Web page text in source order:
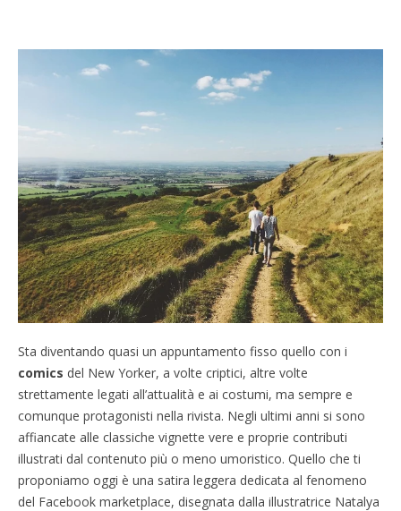
Sta diventando quasi un appuntamento fisso quello con i
comics del New Yorker, a volte criptici, altre volte
strettamente legati all’attualità e ai costumi, ma sempre e
comunque protagonisti nella rivista. Negli ultimi anni si sono
affiancate alle classiche vignette vere e proprie contributi
illustrati dal contenuto più o meno umoristico. Quello che ti
proponiamo oggi è una satira leggera dedicata al fenomeno
del Facebook marketplace, disegnata dalla illustratrice Natalya